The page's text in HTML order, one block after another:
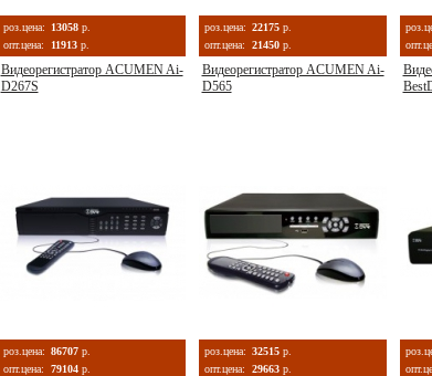
роз.цена: 13058 р.
опт.цена:
11913 р.
Видеорегистратор ACUMEN Ai-
D267S
роз.цена: 22175 р.
опт.цена:
21450 р.
Видеорегистратор ACUMEN Ai-
D565
роз.цена: 86707 р.
опт.цена:
79104 р.
роз.цена: 32515 р.
опт.цена:
29663 р.